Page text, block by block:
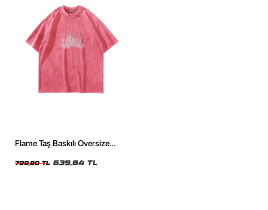
Flame Taş Baskılı Oversize
799,80 TL 639,84 TL